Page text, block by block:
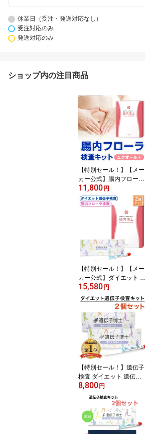
休業日（受注・発送対応なし）
受注対応のみ
発送対応のみ
ショップ内の注目商品
【特別セール！】【メー
カー公式】腸内フローラ
検査キット 「腸内博士」
エクオール検査 腸内細菌
腸内環境 腸活 便検査
11,800円
【特別セール！】【メー
カー公式】ダイエット 遺
伝子検査キット「遺伝子
博士」＋腸内フローラ検
査キット「腸内博士」セ
ット 遺伝子検査 遺伝子
エクオール検査キット 腸
内フローラ エクオール
15,580円
【特別セール！】遺伝子
検査 ダイエット 遺伝子
検査キット『遺伝子博
士』 2個セット 肥満遺
伝子検査キット
8,800円